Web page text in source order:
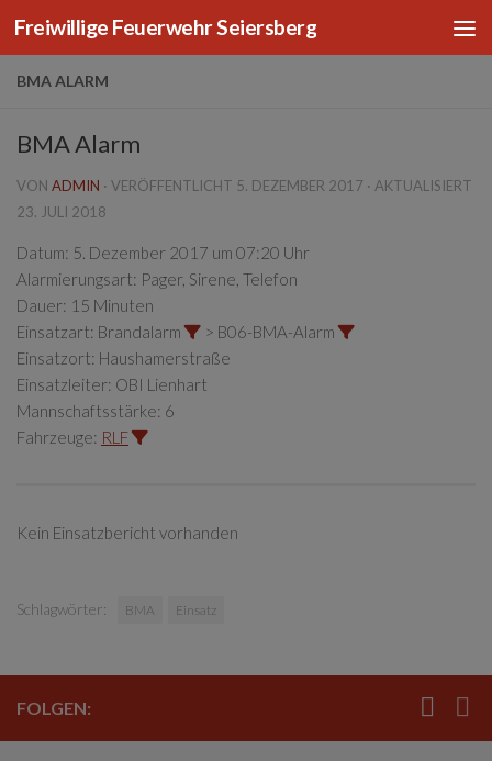
Zum Inhalt springen
Freiwillige Feuerwehr Seiersberg
BMA ALARM
BMA Alarm
VON ADMIN · VERÖFFENTLICHT 5. DEZEMBER 2017 · AKTUALISIERT
23. JULI 2018
Datum: 5. Dezember 2017 um 07:20 Uhr
Alarmierungsart: Pager, Sirene, Telefon
Dauer: 15 Minuten
Einsatzart: Brandalarm
> B06-BMA-Alarm
Einsatzort: Haushamerstraße
Einsatzleiter: OBI Lienhart
Mannschaftsstärke: 6
Fahrzeuge: RLF
Kein Einsatzbericht vorhanden
Schlagwörter: BMA Einsatz
FOLGEN: